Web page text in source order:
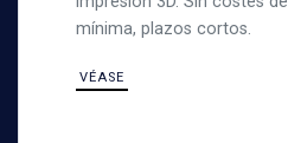
mínima, plazos cortos.
VÉASE